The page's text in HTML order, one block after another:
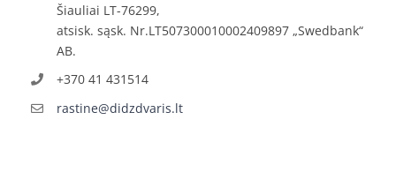
Šiauliai LT-76299,
atsisk. sąsk. Nr.LT507300010002409897 „Swedbank“
AB.
+370 41 431514
rastine@didzdvaris.lt